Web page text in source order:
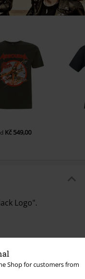
Shop for customers from
Kč 549,00
Logo".